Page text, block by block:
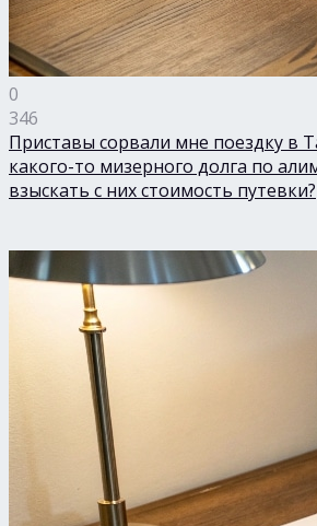
0
346
Приставы сорвали мне поездку в
какого-то мизерного долга по
взыскать с них стоимость путевки?